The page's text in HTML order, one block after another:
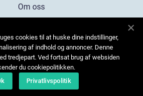
Om oss
Kontakta oss
Sitemap
cookies til at huske dine indstillinger,
af indhold og annoncer. Denne
tredjepart. Ved fortsat brug af websiden
du cookiepolitikken.
Privatlivspolitik